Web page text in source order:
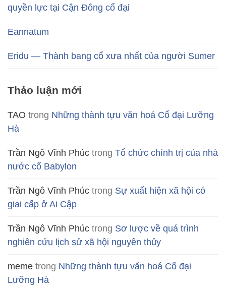
quyền lực tại Cận Đông cổ đại
Eannatum
Eridu — Thành bang cổ xưa nhất của người Sumer
Thảo luận mới
TAO trong Những thành tựu văn hoá Cổ đại Lưỡng
Hà
Trần Ngô Vĩnh Phúc trong Tổ chức chính trị của nhà
nước cổ Babylon
Trần Ngô Vĩnh Phúc trong Sự xuất hiện xã hội có
giai cấp ở Ai Cập
Trần Ngô Vĩnh Phúc trong Sơ lược về quá trình
nghiên cứu lịch sử xã hội nguyên thủy
meme trong Những thành tựu văn hoá Cổ đại
Lưỡng Hà